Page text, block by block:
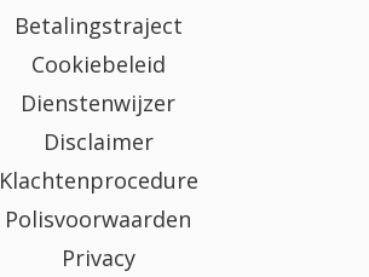
Betalingstraject
Cookiebeleid
Dienstenwijzer
Disclaimer
Klachtenprocedure
Polisvoorwaarden
Privacy